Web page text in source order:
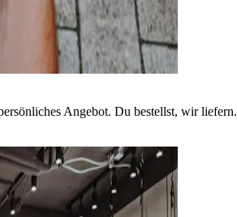
Angebot. Du bestellst, wir liefern.